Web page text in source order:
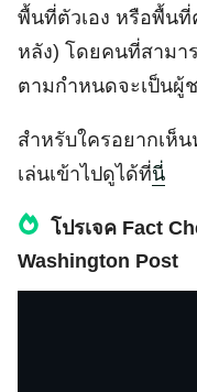
พื้นที่ตัวเอง หรือพื้นที่
หลัง) โดยคนที่สามา
ตามกำหนดจะเป็นผู้
สำหรับใครอยากเห็
เล่นเข้าไปดูได้ที่นี่
โปรเจค Fact
Washington Post